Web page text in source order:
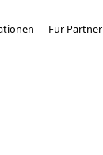
Für Partner